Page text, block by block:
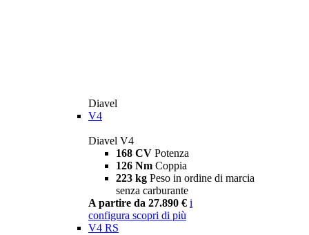
Diavel
V4
Diavel V4
168 CV Potenza
126 Nm Coppia
223 kg Peso in ordine di marcia
senza carburante
A partire da 27.890 € i
configura scopri di più
V4 RS